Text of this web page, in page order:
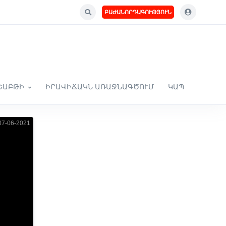
ԲԱԺԱՆՈՐԴԱԳՈՒԹՅՈՒՆ
ԻՐԱՎԻՃԱԿՆ ԱՌԱՋՆԱԳԾՈՒՄ ԿԱՊ
06-2021